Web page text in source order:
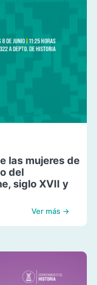
las mujeres de
del
siglo XVII y
Ver más →